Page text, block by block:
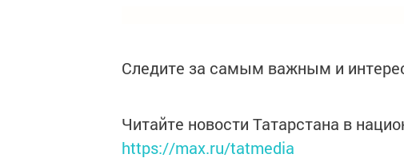
Следите за самым важным и
Читайте новости Татарстана в
https://max.ru/tatmedia